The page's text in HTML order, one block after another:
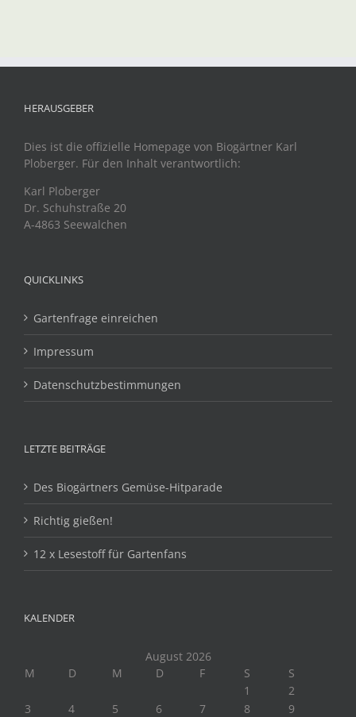
HERAUSGEBER
Dies ist die offizielle Homepage von Biogärtner Karl
Ploberger. Für den Inhalt verantwortlich:
Karl Ploberger
Dr. Schuhstraße 20
A-4863 Seewalchen
QUICKLINKS
Gartenfrage einreichen
Impressum
Datenschutzbestimmungen
LETZTE BEITRÄGE
Des Biogärtners Gemüse-Hitparade
Richtig gießen!
12 x Lesestoff für Gartenfans
KALENDER
August 2026
M
D M D F S
S
1
2
3
4 5 6 7 8 9